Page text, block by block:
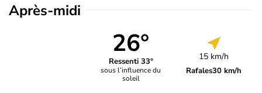
Après-midi
26°
Ressenti 33°
sous l’influence du
soleil
15 km/h
Rafales30 km/h